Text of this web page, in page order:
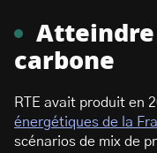
carbone
RTE avait produit en
énergétiques de la
scénarios de mix de